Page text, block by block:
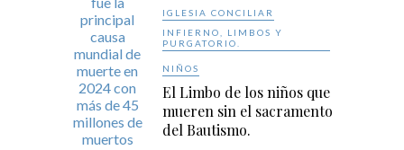
IGLESIA CONCILIAR
INFIERNO, LIMBOS Y
PURGATORIO.
NIÑOS
El Limbo de los niños que
mueren sin el sacramento
del Bautismo.